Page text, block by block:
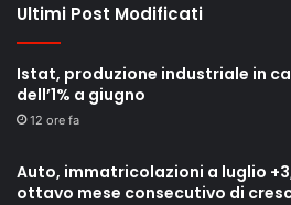
Ultimi Post Modificati
Istat, produzione industriale in
dell’1% a giugno
12 ore fa
Auto, immatricolazioni a luglio
ottavo mese consecutivo di